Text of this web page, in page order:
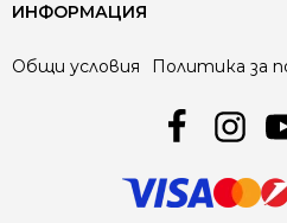
ИНФОРМАЦИЯ
Общи условия Политика за